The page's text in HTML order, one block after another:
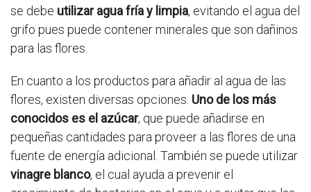
se debe utilizar agua fría y limpia, evitando el agua del
grifo pues puede contener minerales que son dañinos
para las flores.
En cuanto a los productos para añadir al agua de las
flores, existen diversas opciones. Uno de los más
conocidos es el azúcar, que puede añadirse en
pequeñas cantidades para proveer a las flores de una
fuente de energía adicional. También se puede utilizar
vinagre blanco, el cual ayuda a prevenir el